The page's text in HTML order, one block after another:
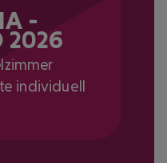
-
2026
individuell